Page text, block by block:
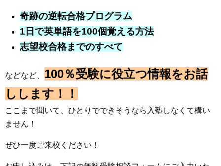
奇跡の逆転合格プログラム
1日で英単語を100個覚える方法
志望校合格までのすべて
などなど、 100％受験に役立つ情報をお話
しします！！
ここまで聞いて、ひとりでできそうなら入塾しなくて構い
ません！
ぜひ一度ご来校ください！